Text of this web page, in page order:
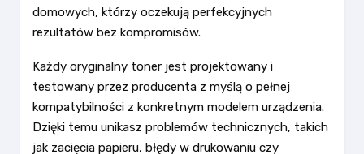
domowych, którzy oczekują perfekcyjnych
rezultatów bez kompromisów.
Każdy oryginalny toner jest projektowany i
testowany przez producenta z myślą o pełnej
kompatybilności z konkretnym modelem urządzenia.
Dzięki temu unikasz problemów technicznych, takich
jak zacięcia papieru, błędy w drukowaniu czy